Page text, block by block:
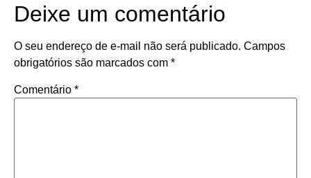
Deixe um comentário
O seu endereço de e-mail não será publicado. Campos
obrigatórios são marcados com *
Comentário *